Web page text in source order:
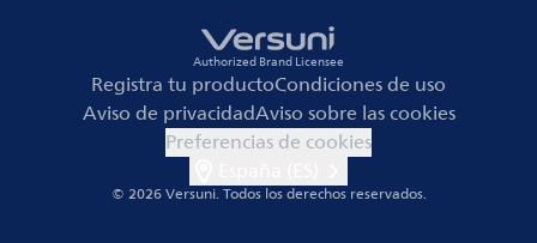
Authorized Brand Licensee
Registra tu productoCondiciones de uso
Aviso de privacidadAviso sobre las cookies
Preferencias de cookies
© 2026 Versuni.Todos los derechos reservados.